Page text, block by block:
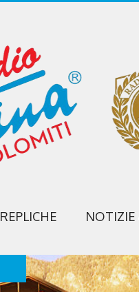
REPLICHE NOTIZIE